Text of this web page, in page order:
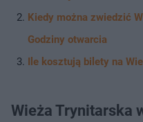
Kiedy można zwiedzić
Godziny otwarcia
Ile kosztują bilety na
Wieża Trynitarska